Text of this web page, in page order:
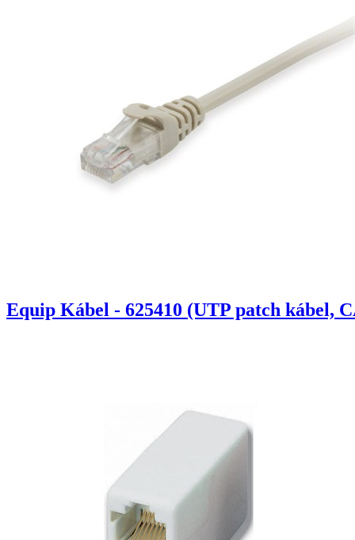
Equip Kábel - 625410 (UTP patch kábel,